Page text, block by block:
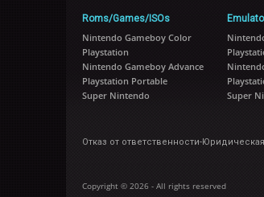
Roms/Games/ISOs
Nintendo Gameboy Color
Playstation
Nintendo Gameboy Advance
Playstation Portable
Super Nintendo
Super
Отказ от ответственности-
Copyright © 2026 - All rights reserved